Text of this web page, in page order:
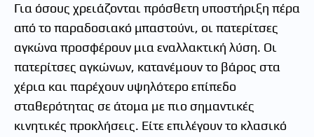
Για όσους χρειάζονται πρόσθετη υποστήριξη πέρα
από το παραδοσιακό μπαστούνι, οι πατερίτσες
αγκώνα προσφέρουν μια εναλλακτική λύση. Οι
πατερίτσες αγκώνων, κατανέμουν το βάρος στα
χέρια και παρέχουν υψηλότερο επίπεδο
σταθερότητας σε άτομα με πιο σημαντικές
κινητικές προκλήσεις. Είτε επιλέγουν το κλασικό